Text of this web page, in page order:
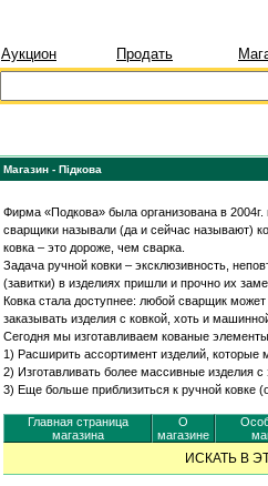
Аукцион Продать
Магазин - Підкова
Фирма «Подкова» была организована в
сварщики называли (да и сейчас называют)
ковка – это дороже, чем сварка.
Задача ручной ковки – эксклюзивность,
(завитки) в изделиях пришли и прочно их
Ковка стала доступнее: любой сварщик
заказывать изделия с ковкой, хоть и
Сегодня мы изготавливаем кованые
1) Расширить ассортимент изделий, которые
2) Изготавливать более массивные изделия
3) Еще больше приблизиться к ручной ковке
Главная страница
магазина
О
магазине
ИСКАТЬ В